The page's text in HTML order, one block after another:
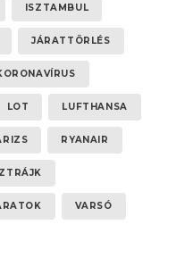
ISZTAMBUL
JÁRATTÖRLÉS
LOT LUFTHANSA
RYANAIR
VARSÓ